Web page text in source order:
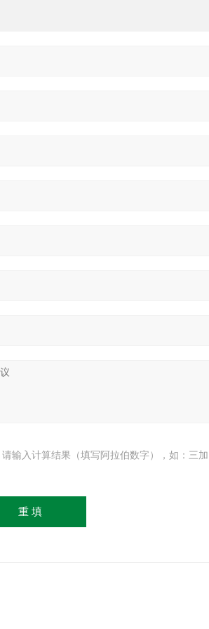
请输入计算结果（填写阿拉伯数字），如：三